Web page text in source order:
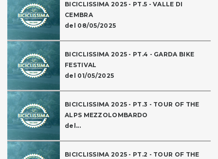
BICICLISSIMA 2025 - PT.5 - VALLE DI
CEMBRA
del 08/05/2025
BICICLISSIMA 2025 - PT.4 - GARDA BIKE
FESTIVAL
del 01/05/2025
BICICLISSIMA 2025 - PT.3 - TOUR OF THE
ALPS MEZZOLOMBARDO
del...
BICICLISSIMA 2025 - PT.2 - TOUR OF THE